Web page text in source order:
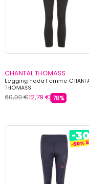
CHANTAL THOMASS
Legging nada Femme
THOMASS
60,00 €12,79 € 78%